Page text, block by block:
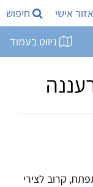
אזור אישי חיפוש
ניווט בעמוד
קרוב לצירי